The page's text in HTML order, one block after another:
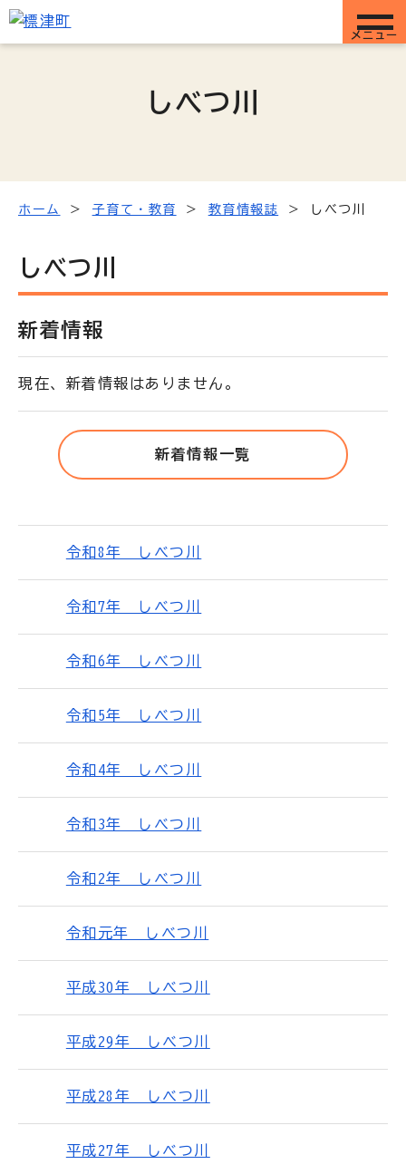
メニュー
しべつ川
ホーム 子育て・教育 教育情報誌 しべつ川
しべつ川
新着情報
現在、新着情報はありません。
新着情報一覧
令和8年 しべつ川
令和7年 しべつ川
令和6年 しべつ川
令和5年 しべつ川
令和4年 しべつ川
令和3年 しべつ川
令和2年 しべつ川
令和元年 しべつ川
平成30年 しべつ川
平成29年 しべつ川
平成28年 しべつ川
平成27年 しべつ川